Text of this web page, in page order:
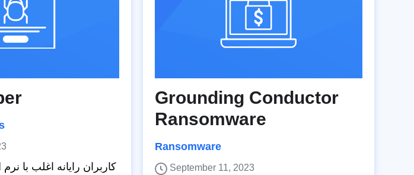
کاربران رایانه اغلب با
Grounding Conductor
Ransomware
Ransomware
September 11, 2023